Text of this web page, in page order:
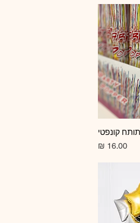
תותח קונפטי
מחיר